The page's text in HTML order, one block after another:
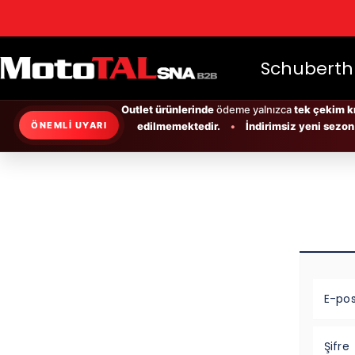
Schuberth
ÖNEMLİ UYARI
Outlet ürünlerindeödeme yalnızcatek çekim
edilmemektedir.
• İndirimsiz yeni
E-
Şifre